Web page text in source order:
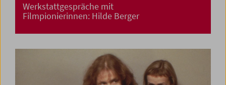
Werkstattgespräche mit
Filmpionierinnen: Hilde Berger